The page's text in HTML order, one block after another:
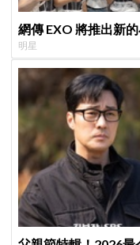
網傳 EXO 將推出新
明星